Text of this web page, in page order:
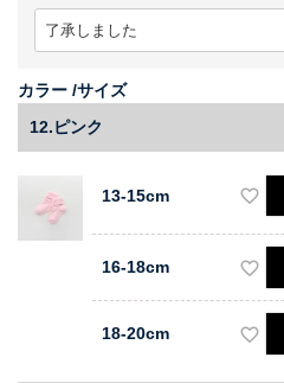
カラー サイズ
12.ピンク
13-15cm
16-18cm
18-20cm